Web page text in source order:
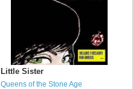
Little Sister
Queens of the Stone Age